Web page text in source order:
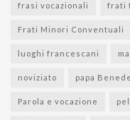
frasi vocazionali frati
Frati Minori Conventuali
luoghi francescani
noviziato papa
Parola e vocazione